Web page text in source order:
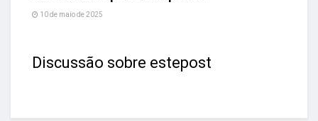
10 de maio de 2025
Discussão sobre estepost